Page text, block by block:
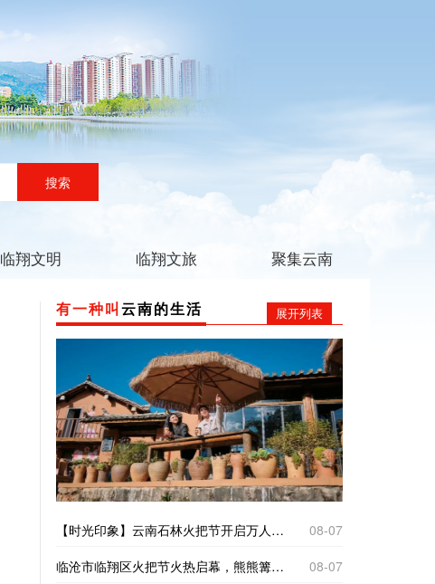
搜索
临翔文明 临翔文旅 聚集云南
有一种叫云南的生活 展开列表
【时光印象】云南石林火把节开启万人狂欢模式
08-07
临沧市临翔区火把节火热启幕，熊熊篝火点亮夜色，各族群众牵手踏歌，现场人声鼎沸，氛围感拉满。
08-07